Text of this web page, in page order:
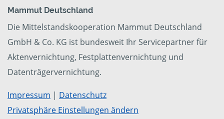
Mammut Deutschland
Die Mittelstandskooperation Mammut Deutschland
GmbH & Co. KG ist bundesweit Ihr Servicepartner für
Aktenvernichtung, Festplattenvernichtung und
Datenträgervernichtung.
Impressum | Datenschutz
Privatsphäre Einstellungen ändern